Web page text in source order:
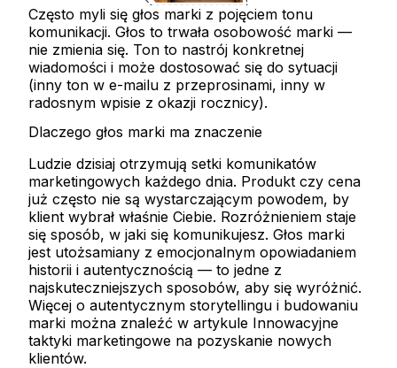
Często myli się głos marki z pojęciem tonu
komunikacji. Głos to trwała osobowość marki —
nie zmienia się. Ton to nastrój konkretnej
wiadomości i może dostosować się do sytuacji
(inny ton w e-mailu z przeprosinami, inny w
radosnym wpisie z okazji rocznicy).
Dlaczego głos marki ma znaczenie
Ludzie dzisiaj otrzymują setki komunikatów
marketingowych każdego dnia. Produkt czy cena
już często nie są wystarczającym powodem, by
klient wybrał właśnie Ciebie. Rozróżnieniem staje
się sposób, w jaki się komunikujesz. Głos marki
jest utożsamiany z emocjonalnym opowiadaniem
historii i autentycznością — to jedne z
najskuteczniejszych sposobów, aby się wyróżnić.
Więcej o autentycznym storytellingu i budowaniu
marki można znaleźć w artykule Innowacyjne
taktyki marketingowe na pozyskanie nowych
klientów.